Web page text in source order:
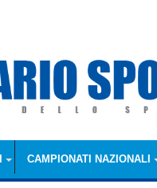
CAMPIONATI NAZIONALI